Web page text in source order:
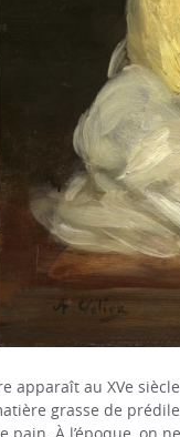
apparaît au XVe
grasse de